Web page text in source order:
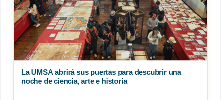
La UMSA abrirá sus puertas para descubrir una
noche de ciencia, arte e historia